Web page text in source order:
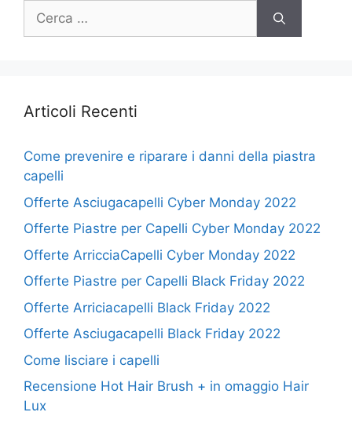
Ricerca
Articoli Recenti
Come prevenire e riparare i danni della piastra
capelli
Offerte Asciugacapelli Cyber Monday 2022
Offerte Piastre per Capelli Cyber Monday 2022
Offerte ArricciaCapelli Cyber Monday 2022
Offerte Piastre per Capelli Black Friday 2022
Offerte Arriciacapelli Black Friday 2022
Offerte Asciugacapelli Black Friday 2022
Come lisciare i capelli
Recensione Hot Hair Brush + in omaggio Hair
Lux